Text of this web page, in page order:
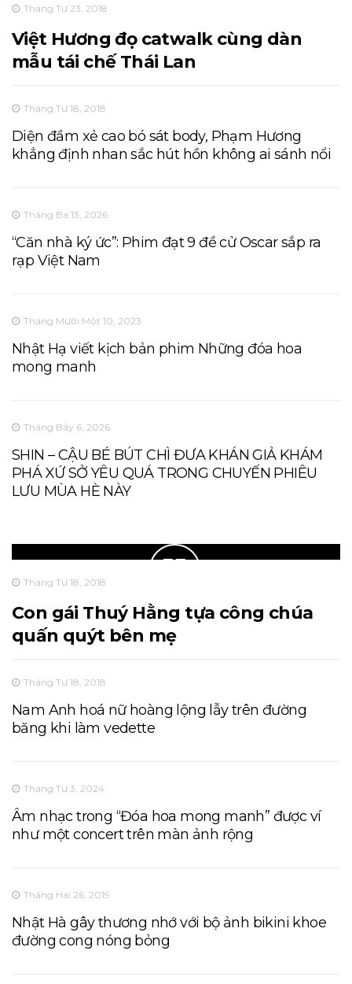
Tháng Tư 23, 2018
Việt Hương đọ catwalk cùng dàn
mẫu tái chế Thái Lan
Tháng Tư 18, 2018
Diện đầm xẻ cao bó sát body, Phạm Hương
khẳng định nhan sắc hút hồn không ai sánh nổi
Tháng Ba 13, 2026
“Căn nhà ký ức”: Phim đạt 9 đề cử Oscar sắp ra
rạp Việt Nam
Tháng Mười Một 10, 2023
Nhật Hạ viết kịch bản phim Những đóa hoa
mong manh
Tháng Bảy 6, 2026
SHIN – CẬU BÉ BÚT CHÌ ĐƯA KHÁN GIẢ KHÁM
PHÁ XỨ SỞ YÊU QUÁ TRONG CHUYẾN PHIÊU
LƯU MÙA HÈ NÀY
Tháng Tư 18, 2018
Con gái Thuý Hằng tựa công chúa
quấn quýt bên mẹ
Tháng Tư 18, 2018
Nam Anh hoá nữ hoàng lộng lẫy trên đường
băng khi làm vedette
Tháng Tư 3, 2024
Âm nhạc trong “Đóa hoa mong manh” được ví
như một concert trên màn ảnh rộng
Tháng Hai 26, 2019
Nhật Hà gây thương nhớ với bộ ảnh bikini khoe
đường cong nóng bỏng